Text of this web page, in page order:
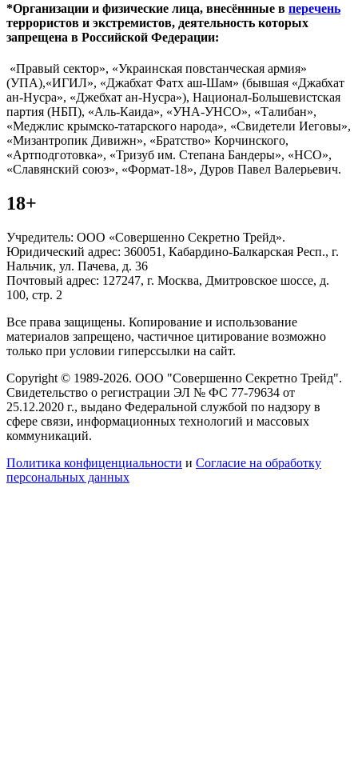
*Организации и физические лица, внесённные в перечень
террористов и экстремистов, деятельность которых
запрещена в Российской Федерации:
«Правый сектор», «Украинская повстанческая армия»
(УПА),«ИГИЛ», «Джабхат Фатх аш-Шам» (бывшая «Джабхат
ан-Нусра», «Джебхат ан-Нусра»), Национал-Большевистская
партия (НБП), «Аль-Каида», «УНА-УНСО», «Талибан»,
«Меджлис крымско-татарского народа», «Свидетели Иеговы»,
«Мизантропик Дивижн», «Братство» Корчинского,
«Артподготовка», «Тризуб им. Степана Бандеры», «НСО»,
«Славянский союз», «Формат-18», Дуров Павел Валерьевич.
18+
Учредитель: ООО «Совершенно Секретно Трейд».
Юридический адрес: 360051, Кабардино-Балкарская Респ., г.
Нальчик, ул. Пачева, д. 36
Почтовый адрес: 127247, г. Москва, Дмитровское шоссе, д.
100, стр. 2
Все права защищены. Копирование и использование
материалов запрещено, частичное цитирование возможно
только при условии гиперссылки на сайт.
Copyright © 1989-2026. ООО "Совершенно Секретно Трейд".
Свидетельство о регистрации ЭЛ № ФС 77-79634 от
25.12.2020 г., выдано Федеральной службой по надзору в
сфере связи, информационных технологий и массовых
коммуникаций.
Политика конфиценциальности и Согласие на обработку
персональных данных